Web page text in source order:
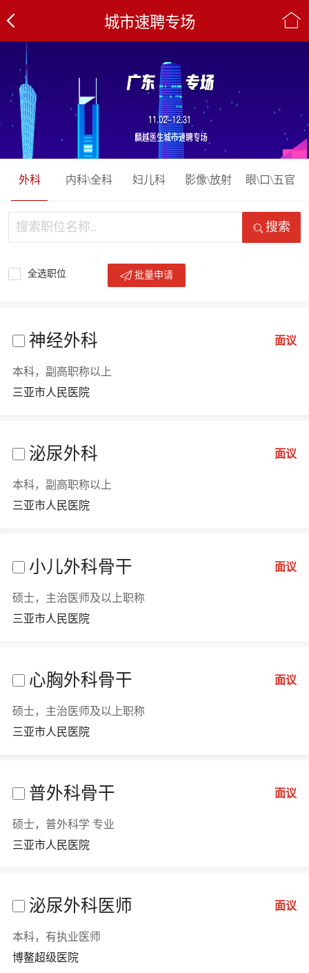
城市速聘专场
外科 内科\全科 妇儿科 影像\放射 眼\口\五官
搜索
全选职位 批量申请
神经外科 面议
本科，副高职称以上
三亚市人民医院
泌尿外科 面议
本科，副高职称以上
三亚市人民医院
小儿外科骨干 面议
硕士，主治医师及以上职称
三亚市人民医院
心胸外科骨干 面议
硕士，主治医师及以上职称
三亚市人民医院
普外科骨干 面议
硕士，普外科学 专业
三亚市人民医院
泌尿外科医师 面议
本科，有执业医师
博鳌超级医院